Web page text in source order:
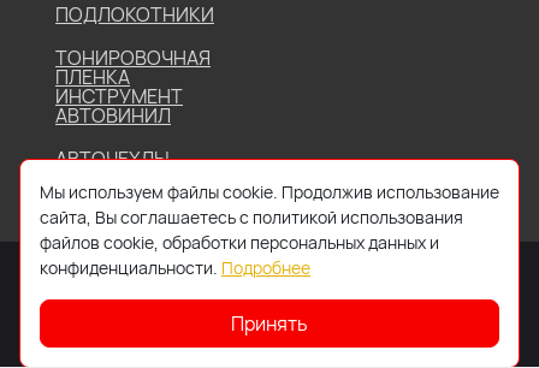
ПОДЛОКОТНИКИ
ТОНИРОВОЧНАЯ
ПЛЕНКА
ИНСТРУМЕНТ
АВТОВИНИЛ
АВТОЧЕХЛЫ
2026 © Все права защищены. Работает наIDIGI
Мы используем файлы cookie. Продолжив использование
сайта, Вы соглашаетесь с политикой использования
файлов cookie, обработки персональных данных и
конфиденциальности. Подробнее
Принять